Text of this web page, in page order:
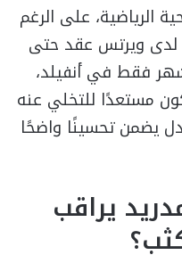
الرياضية، على الرغم
لدى ويرتس عقد حتى
أشهر فقط في أنفيلد،
مستعدًا للتخلي عنه
يضمن تحسينًا واضحًا
يراقب